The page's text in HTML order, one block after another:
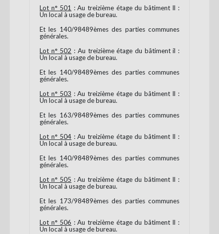
Lot n° 501 : Au treizième étage du bâtiment Il :
Un local à usage de bureau.
Et les 140/98489èmes des parties communes
générales.
Lot n° 502 : Au treizième étage du bâtiment il :
Un local à usage de bureau.
Et les 140/98489èmes des parties communes
générales.
Lot n° 503 : Au treizième étage du bâtiment Il :
Un local à usage de bureau.
Et les 163/98489èmes des parties communes
générales.
Lot n° 504 : Au treizième étage du bâtiment Il :
Un local à usage de bureau.
Et les 140/98489èmes des parties communes
générales.
Lot n° 505 : Au treizième étage du bâtiment Il :
Un local à usage de bureau.
Et les 173/98489èmes des parties communes
générales.
Lot n° 506 : Au treizième étage du bâtiment Il :
Un local à usage de bureau.